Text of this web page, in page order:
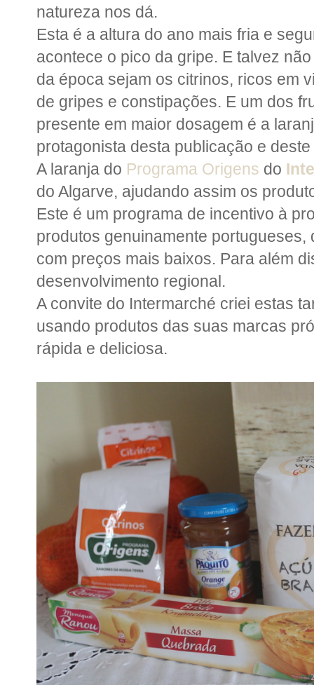
natureza nos dá.
Esta é a altura do ano mais fria e
acontece o pico da gripe. E talvez
da época sejam os citrinos, ricos em
de gripes e constipações. E um dos
presente em maior dosagem é a
protagonista desta publicação e
A laranja do Programa Origens do
do Algarve, ajudando assim os
Este é um programa de incentivo à
produtos genuinamente portugueses,
com preços mais baixos. Para além
desenvolvimento regional.
A convite do Intermarché criei estas
usando produtos das suas marcas
rápida e deliciosa.